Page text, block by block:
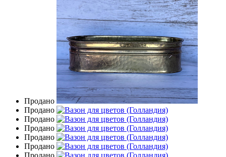
Продано
Продано
Продано
Продано
Продано
Продано
Продано